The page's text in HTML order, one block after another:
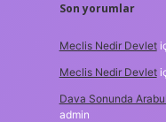
Son yorumlar
Meclis Nedir Devlet
Meclis Nedir Devlet
Dava Sonunda
admin